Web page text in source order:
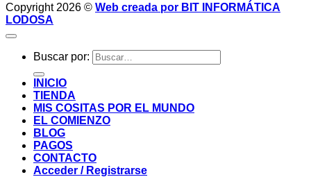
Copyright 2026 © Web creada por BIT INFORMÁTICA
LODOSA
Buscar por:
INICIO
TIENDA
MIS COSITAS POR EL MUNDO
EL COMIENZO
BLOG
PAGOS
CONTACTO
Acceder / Registrarse